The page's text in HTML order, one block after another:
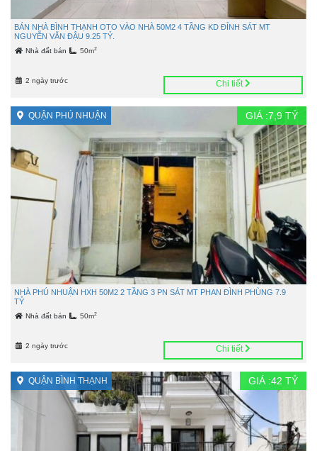
BÁN NHÀ BÌNH THẠNH OTO VÀO NHÀ 50M2 4 TẦNG KD ĐỈNH SÁT MT
NGUYỄN VĂN ĐẬU 9.25 TỶ.
Nhà đất bán 50m2
2 ngày trước Chi tiết
QUẬN PHÚ NHUẬN GIÁ :7,9 TỶ
NHÀ PHÚ NHUẬN HXH 50M2 2 TẦNG 3 PN SÁT MT PHAN ĐÌNH PHÙNG 7.9
TỶ
Nhà đất bán 50m2
2 ngày trước Chi tiết
QUẬN BÌNH THẠNH GIÁ :42 TỶ